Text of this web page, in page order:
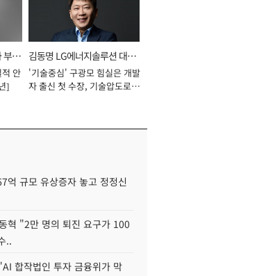
부회
안
]
김동명 LG에너지솔루션 대표
이사 사장
'기술중심' 구광모 힘실은 개발
자 출신 첫 수장, 기술압도로
억 규모 유상증자 놓고 정정신
혁 "2만 명의 퇴진 요구가 100
..
합작법인 투자 금융위가 막